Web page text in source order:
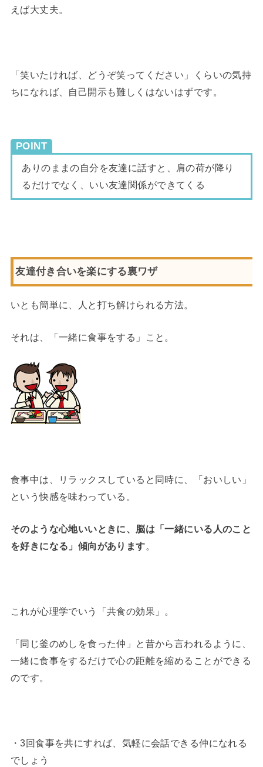
えば大丈夫。
「笑いたければ、どうぞ笑ってください」くらいの気持
ちになれば、自己開示も難しくはないはずです。
POINT
ありのままの自分を友達に話すと、肩の荷が降り
るだけでなく、いい友達関係ができてくる
友達付き合いを楽にする裏ワザ
いとも簡単に、人と打ち解けられる方法。
それは、「一緒に食事をする」こと。
食事中は、リラックスしていると同時に、「おいしい」
という快感を味わっている。
そのような心地いいときに、脳は「一緒にいる人のこと
を好きになる」傾向があります。
これが心理学でいう「共食の効果」。
「同じ釜のめしを食った仲」と昔から言われるように、
一緒に食事をするだけで心の距離を縮めることができる
のです。
・3回食事を共にすれば、気軽に会話できる仲になれる
でしょう